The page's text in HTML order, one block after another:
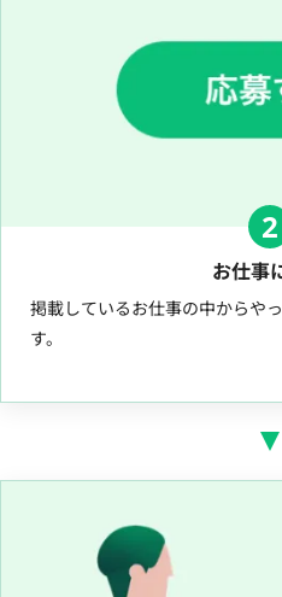
2
お仕事
掲載しているお仕事の中からや
す。